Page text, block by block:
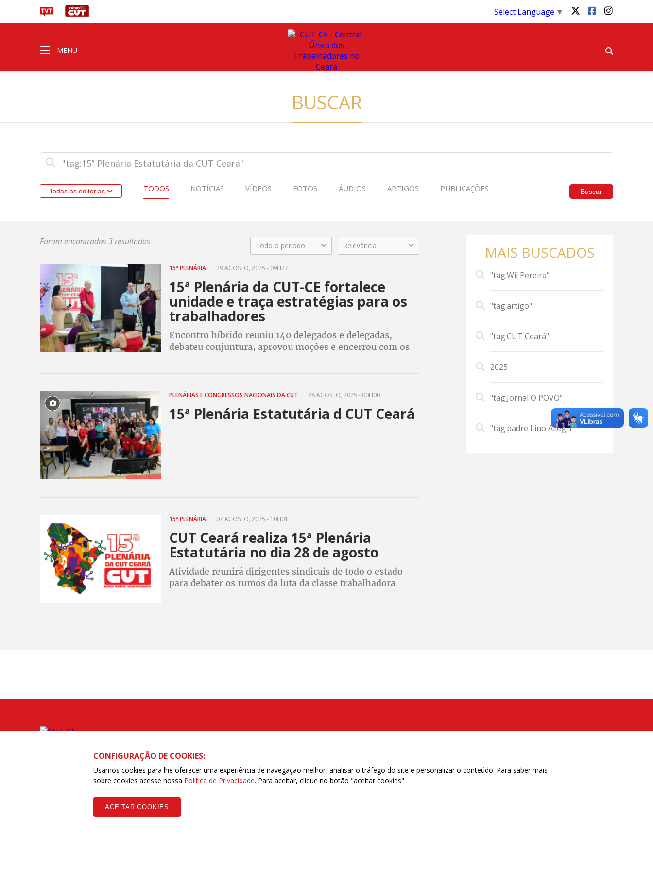
Select Language ▼
MENU
BUSCAR
Todas as editorias TODOS NOTÍCIAS VÍDEOS FOTOS ÁUDIOS ARTIGOS PUBLICAÇÕES Buscar
Foram encontrados 3 resultados Todo o período Relevância
15ª PLENÁRIA 29 AGOSTO, 2025 - 09H27
15ª Plenária da CUT-CE fortalece
unidade e traça estratégias para os
trabalhadores
Encontro híbrido reuniu 140 delegados e delegadas,
debateu conjuntura, aprovou moções e encerrou com os
PLENÁRIAS E CONGRESSOS NACIONAIS DA CUT 28 AGOSTO, 2025 - 00H00
15ª Plenária Estatutária d CUT Ceará
15ª PLENÁRIA 07 AGOSTO, 2025 - 10H01
CUT Ceará realiza 15ª Plenária
Estatutária no dia 28 de agosto
Atividade reunirá dirigentes sindicais de todo o estado
para debater os rumos da luta da classe trabalhadora
MAIS BUSCADOS
"tag:Wil Pereira"
"tag:artigo"
"tag:CUT Ceará"
2025
"tag:Jornal O POVO"
"tag:padre Lino Allegri"
CONFIGURAÇÃO DE COOKIES:
Usamos cookies para lhe oferecer uma experiência de navegação melhor, analisar o tráfego do site e personalizar o conteúdo. Para saber mais
sobre cookies acesse nossa Política de Privacidade. Para aceitar, clique no botão "aceitar cookies".
ACEITAR COOKIES